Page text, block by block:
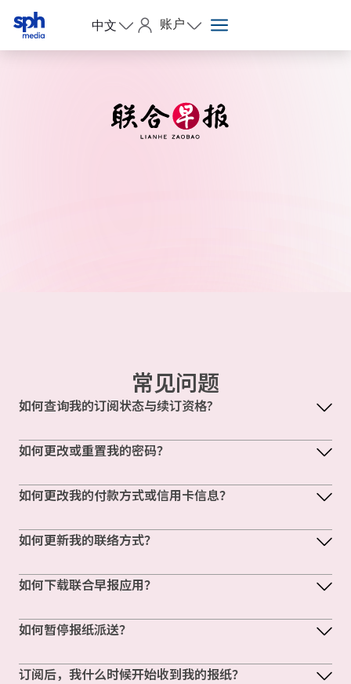
中文 账户
常见问题
如何查询我的订阅状态与续订资格?
如何更改或重置我的密码？
如何更改我的付款方式或信用卡信息？
如何更新我的联络方式？
如何下载联合早报应用？
如何暂停报纸派送？
订阅后，我什么时候开始收到我的报纸？